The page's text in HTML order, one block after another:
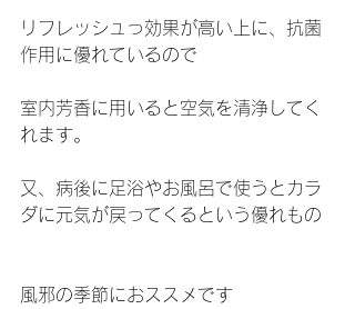
リフレッシュっ効果が高い上に、抗菌
作用に優れているので
室内芳香に用いると空気を清浄してく
れます。
又、病後に足浴やお風呂で使うとカラ
ダに元気が戻ってくるという優れもの
風邪の季節におススメです